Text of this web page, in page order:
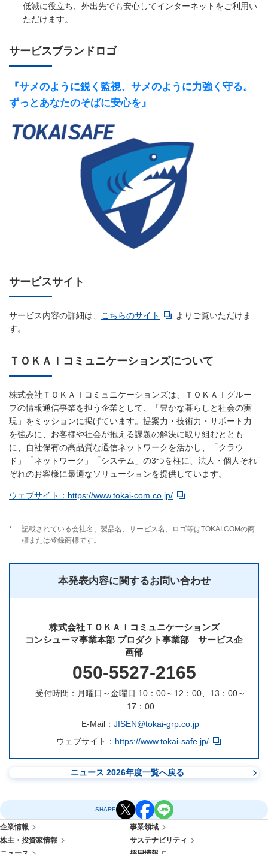
低減に役立ち、外出先でも安心してインターネットをご利用い
ただけます。
サービスブランドロゴ
『サメのように鋭く監視、サメのように力強く守る。
ずっとあなたのそばに安心を』
サービスサイト
サービス内容の詳細は、 こちらのサイト
よりご覧いただけま
す。
ＴＯＫＡＩコミュニケーションズについて
株式会社ＴＯＫＡＩコミュニケーションズは、ＴＯＫＡＩグルー
プの情報通信事業を担う企業として、「豊かな暮らしと社会の実
現」をミッションに掲げています。提案力・技術力・サポート力
を強みに、お客様や社会が抱える課題の解決に取り組むととも
に、自社保有の高品質な通信ネットワークを活かし、「クラウ
ド」「ネットワーク」「システム」の3つを柱に、法人・個人それ
ぞれのお客様に最適なソリューションを提供しています。
ウェブサイト：https://www.tokai-com.co.jp/
*
記載されている会社名、製品名、サービス名、ロゴ等はTOKAI COMの商
標または登録商標です。
本発表内容に関するお問い合わせ
株式会社ＴＯＫＡＩコミュニケーションズ
コンシューマ事業本部 プロダクト事業部 サービス企
画部
050-5527-2165
受付時間：月曜日～金曜日 10：00～12：00、13：00～
17：00
E-Mail： JISEN@tokai-grp.co.jp
ウェブサイト： https://www.tokai-safe.jp/
ニュース 2026年度一覧へ戻る
SHARE
企業情報
事業領域
株主・投資家情報
サステナビリティ